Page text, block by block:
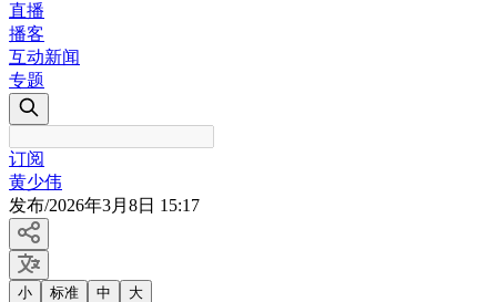
直播
播客
互动新闻
专题
订阅
黄少伟
发布/2026年3月8日 15:17
小 标准 中 大